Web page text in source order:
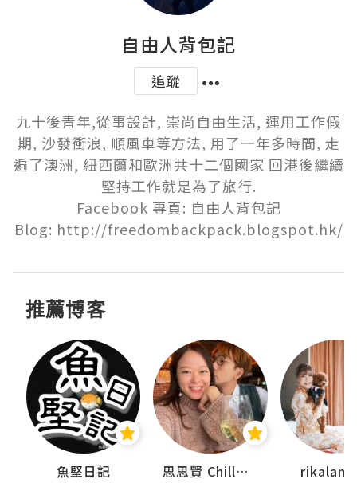
自由人背包記
追蹤
九十後青年,從事設計, 崇尚自由生活, 運用工作假
期, 沙發衝浪, 順風車等方法, 用了一年多時間, 走
遍了澳洲, 紐西蘭和歐洲共十二個國家 回港後繼續
堅持工作就是為了旅行.
Facebook 專頁: 自由人背包記
Blog: http://freedombackpack.blogspot.hk/
推薦博客
魚堅日記 思思賢 ChillMyBabe